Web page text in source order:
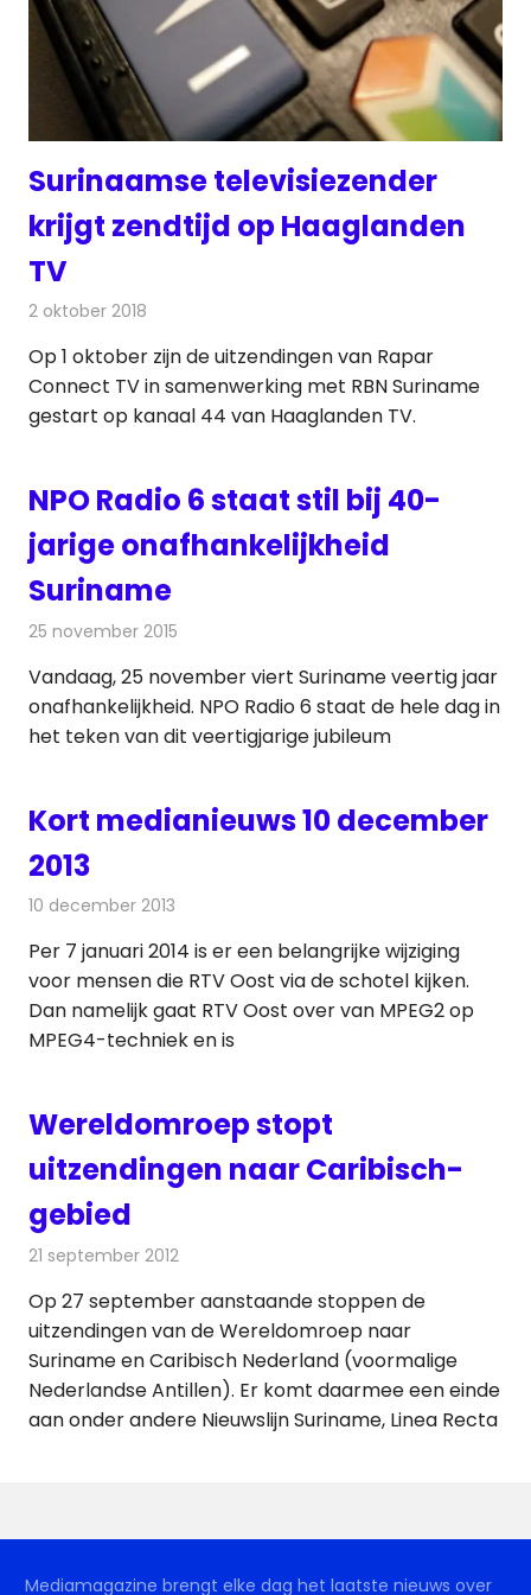
Surinaamse televisiezender
krijgt zendtijd op Haaglanden
TV
2 oktober 2018
Op 1 oktober zijn de uitzendingen van Rapar
Connect TV in samenwerking met RBN Suriname
gestart op kanaal 44 van Haaglanden TV.
NPO Radio 6 staat stil bij 40-
jarige onafhankelijkheid
Suriname
25 november 2015
Vandaag, 25 november viert Suriname veertig jaar
onafhankelijkheid. NPO Radio 6 staat de hele dag in
het teken van dit veertigjarige jubileum
Kort medianieuws 10 december
2013
10 december 2013
Per 7 januari 2014 is er een belangrijke wijziging
voor mensen die RTV Oost via de schotel kijken.
Dan namelijk gaat RTV Oost over van MPEG2 op
MPEG4-techniek en is
Wereldomroep stopt
uitzendingen naar Caribisch-
gebied
21 september 2012
Op 27 september aanstaande stoppen de
uitzendingen van de Wereldomroep naar
Suriname en Caribisch Nederland (voormalige
Nederlandse Antillen). Er komt daarmee een einde
aan onder andere Nieuwslijn Suriname, Linea Recta
Mediamagazine brengt elke dag het laatste nieuws over